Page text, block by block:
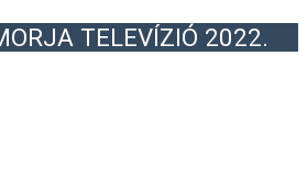
TELEVÍZIÓ 2022.